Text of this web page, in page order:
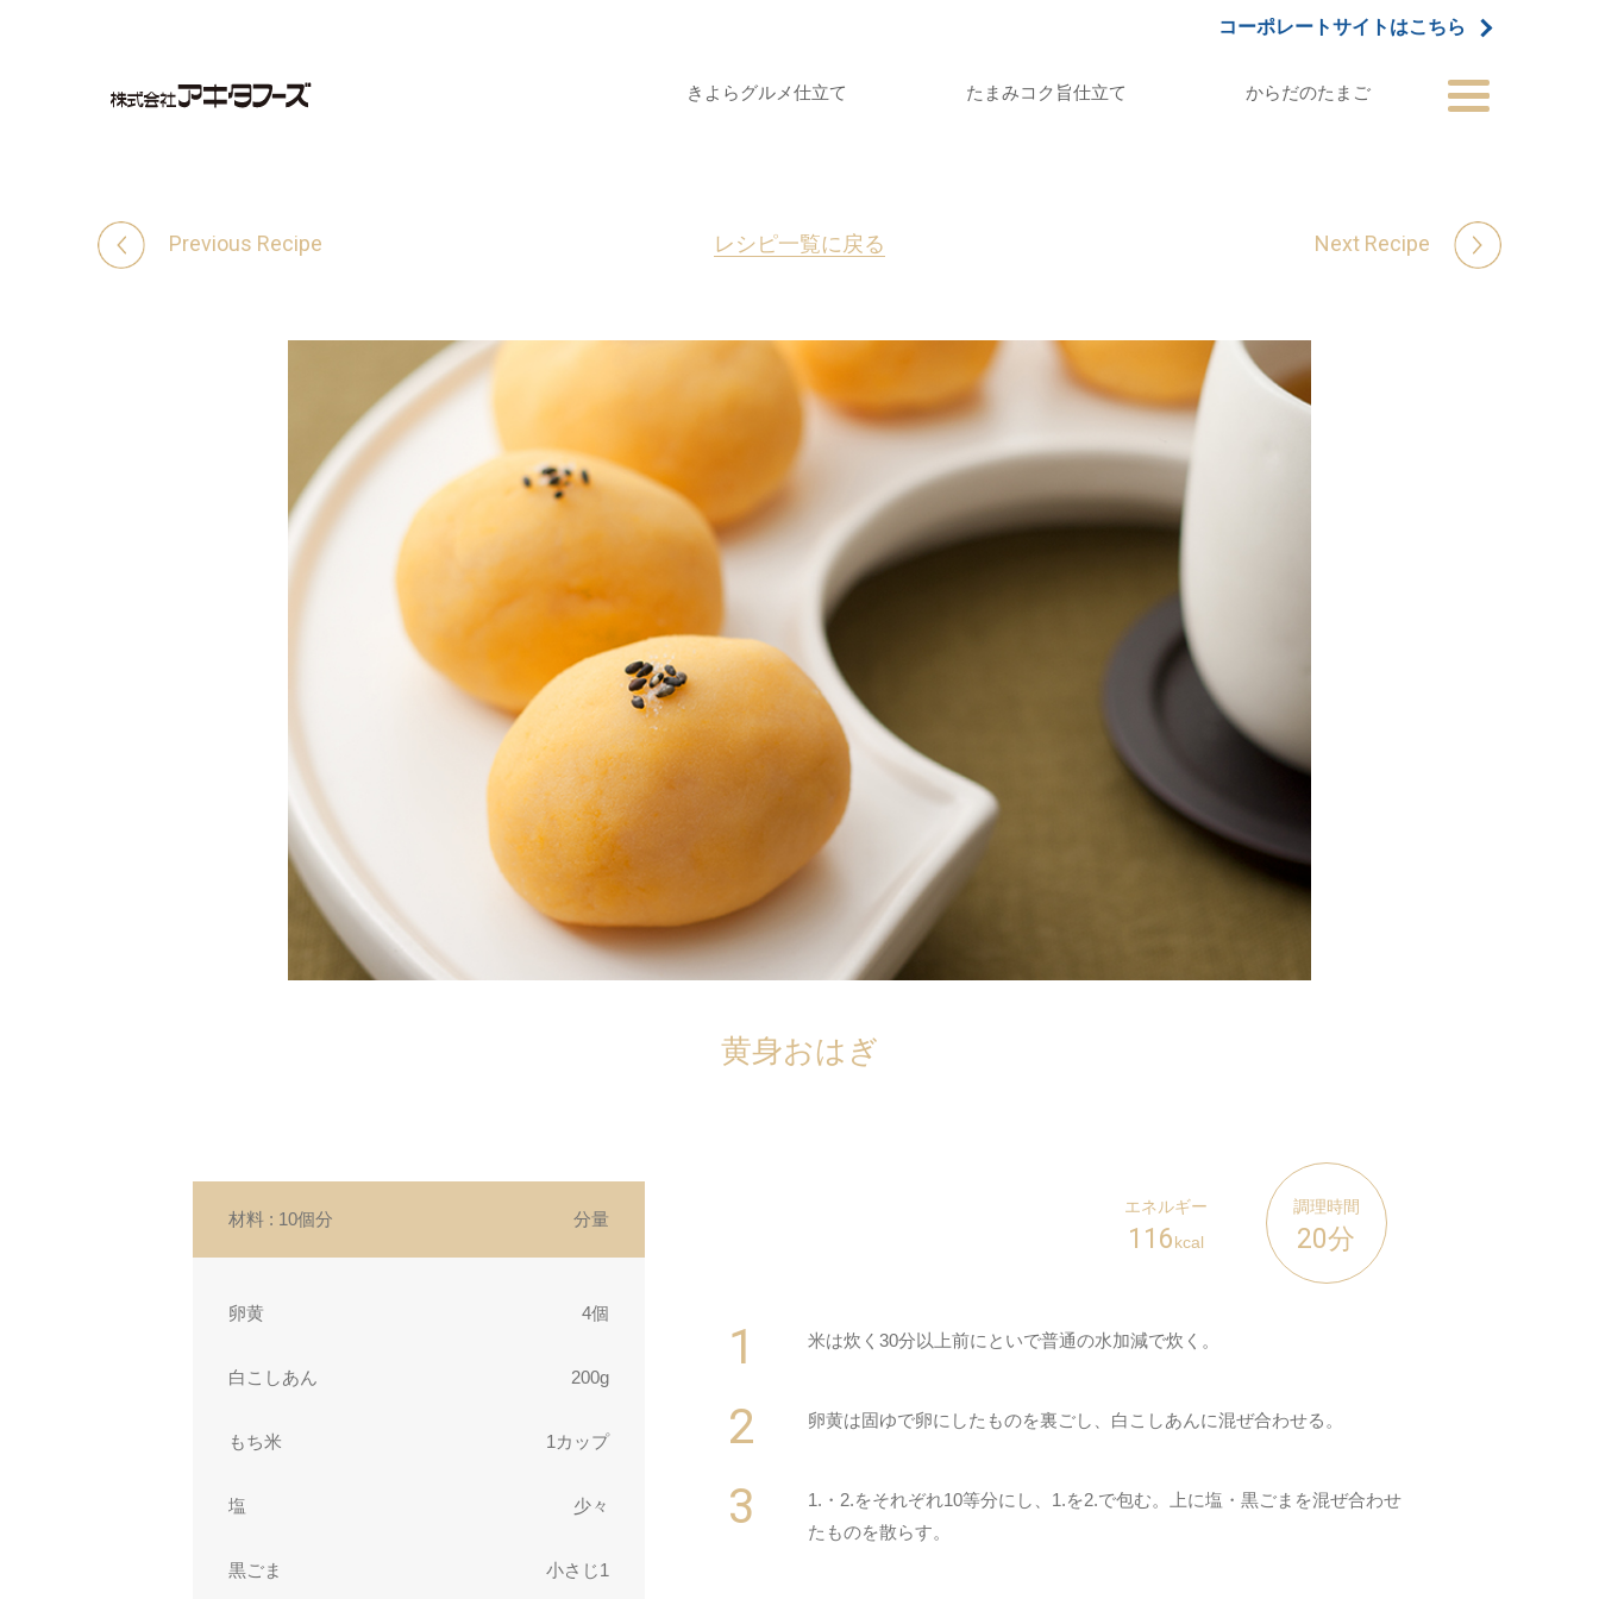
コーポレートサイトはこちら
きよらグルメ仕立て たまみコク旨仕立て からだのたまご
Previous Recipe レシピ一覧に戻る Next Recipe
黄身おはぎ
材料 : 10個分 分量
卵黄 4個
白こしあん 200g
もち米 1カップ
塩 少々
黒ごま 小さじ1
エネルギー
116kcal
調理時間
20分
米は炊く30分以上前にといで普通の水加減で炊く。
卵黄は固ゆで卵にしたものを裏ごし、白こしあんに混ぜ合わせる。
1.・2.をそれぞれ10等分にし、1.を2.で包む。上に塩・黒ごまを混ぜ合わせ
たものを散らす。